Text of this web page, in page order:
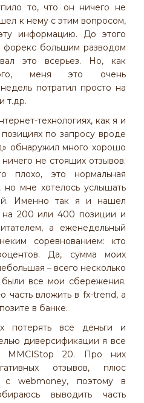
то, что он ничего не
к нему с этим вопросом,
информацию. До этого
форекс большим разводом
это всерьез. Но, как
меня это очень
потратил просто на
т.др.
технологиях, как я и
по запросу вроде
обнаружил много хорошо
не стоящих отзывов.
это нормальная
но мне хотелось услышать
Именно так я и нашел
на 200 или 400 позиции и
а еженедельный
соревнованием: кто
Да, сумма моих
– всего несколько
все мои сбережения.
часть вложить в fx-trend, а
в банке.
потерять все деньги и
диверсификации я все
20. Про них
отзывов, плюс
с webmoney, поэтому в
выводить часть